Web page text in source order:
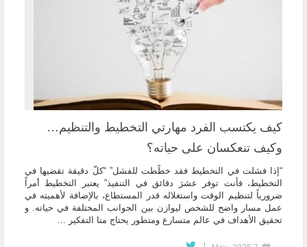
كيف يكتسب الفرد مهارتي التخطيط والتنظيم…
وكيف تنعكسان على حياته؟
“إذا فشلت في التخطيط فقد خطّطت للفشل” “كلُّ دقيقة تقضيها في
التخطيط، فأنت توفر عشرَ دقائق في التنفيذ” يعتبر التخطيط أمراً
ضرورياً لتنظيم الوقت واستغلاله قدر المستطاع، بالإضافة لأهميته في
عمل مسار واضح للشخص ليوازن بين الجوانب المختلفة في حياته. و
تحقيق الأهداف في عالم متسارع ومتطور يحتاج منا التفكير ...